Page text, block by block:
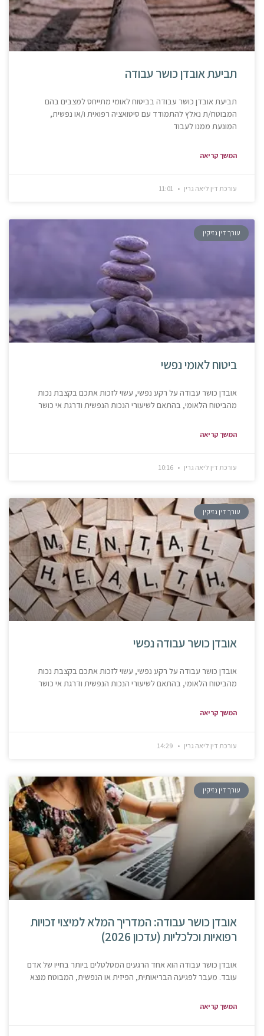
תביעת אובדן כושר עבודה
תביעת אובדן כושר עבודה בביטוח לאומי מתייחס למצבים בהם
המבוטח/ת נאלץ להתמודד עם סיטואציה רפואית ו/או נפשית,
המונעת ממנו לעבוד
המשך קריאה
עורכת דין ליאה גרין
עורך דין נזיקין
ביטוח לאומי נפשי
אובדן כושר עבודה על רקע נפשי, עשוי לזכות אתכם בקצבת נכות
מהביטוח הלאומי, בהתאם לשיעורי הנכות הנפשית ודרגת אי כושר
המשך קריאה
עורכת דין ליאה גרין
עורך דין נזיקין
אובדן כושר עבודה נפשי
אובדן כושר עבודה על רקע נפשי, עשוי לזכות אתכם בקצבת נכות
מהביטוח הלאומי, בהתאם לשיעורי הנכות הנפשית ודרגת אי כושר
המשך קריאה
עורכת דין ליאה גרין
עורך דין נזיקין
אובדן כושר עבודה: המדריך המלא למיצוי זכויות
רפואיות וכלכליות (עדכון 2026)
אובדן כושר עבודה הוא אחד הרגעים המטלטלים ביותר בחייו של אדם
עובד. מעבר לפגיעה הבריאותית, הפיזית או הנפשית, המבוטח מוצא
המשך קריאה